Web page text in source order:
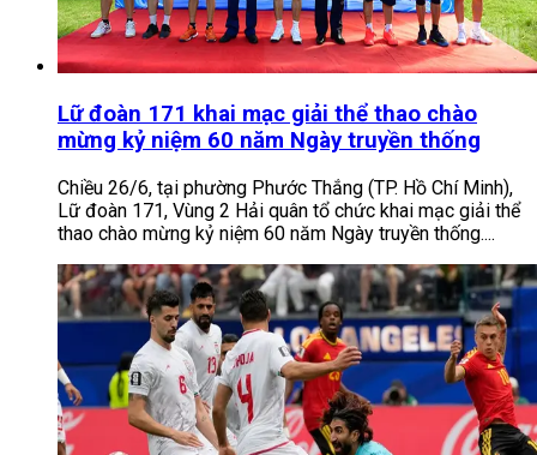
Lữ đoàn 171 khai mạc giải thể thao chào
mừng kỷ niệm 60 năm Ngày truyền thống
Chiều 26/6, tại phường Phước Thắng (TP. Hồ Chí Minh),
Lữ đoàn 171, Vùng 2 Hải quân tổ chức khai mạc giải thể
thao chào mừng kỷ niệm 60 năm Ngày truyền thống....